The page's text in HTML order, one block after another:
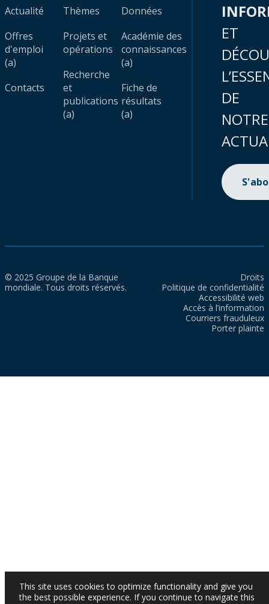
Actualité
Offres
d'emploi
(a)
Contacts
Thèmes
Projets et
opérations
Recherche
et
publications
(a)
Données
Académie des
connaissances
(a)
Fiche de
résultats
(a)
ET
DE
NOTRE
© 2025 Groupe de la Banque
mondiale. Tous droits réservés.
Droits
Politique de confidentialité
Accessibilité web
Accès à l’information
Courriers frauduleux
Porter plainte
This site uses cookies to optimize functionality and give you
the best possible experience. If you continue to navigate this